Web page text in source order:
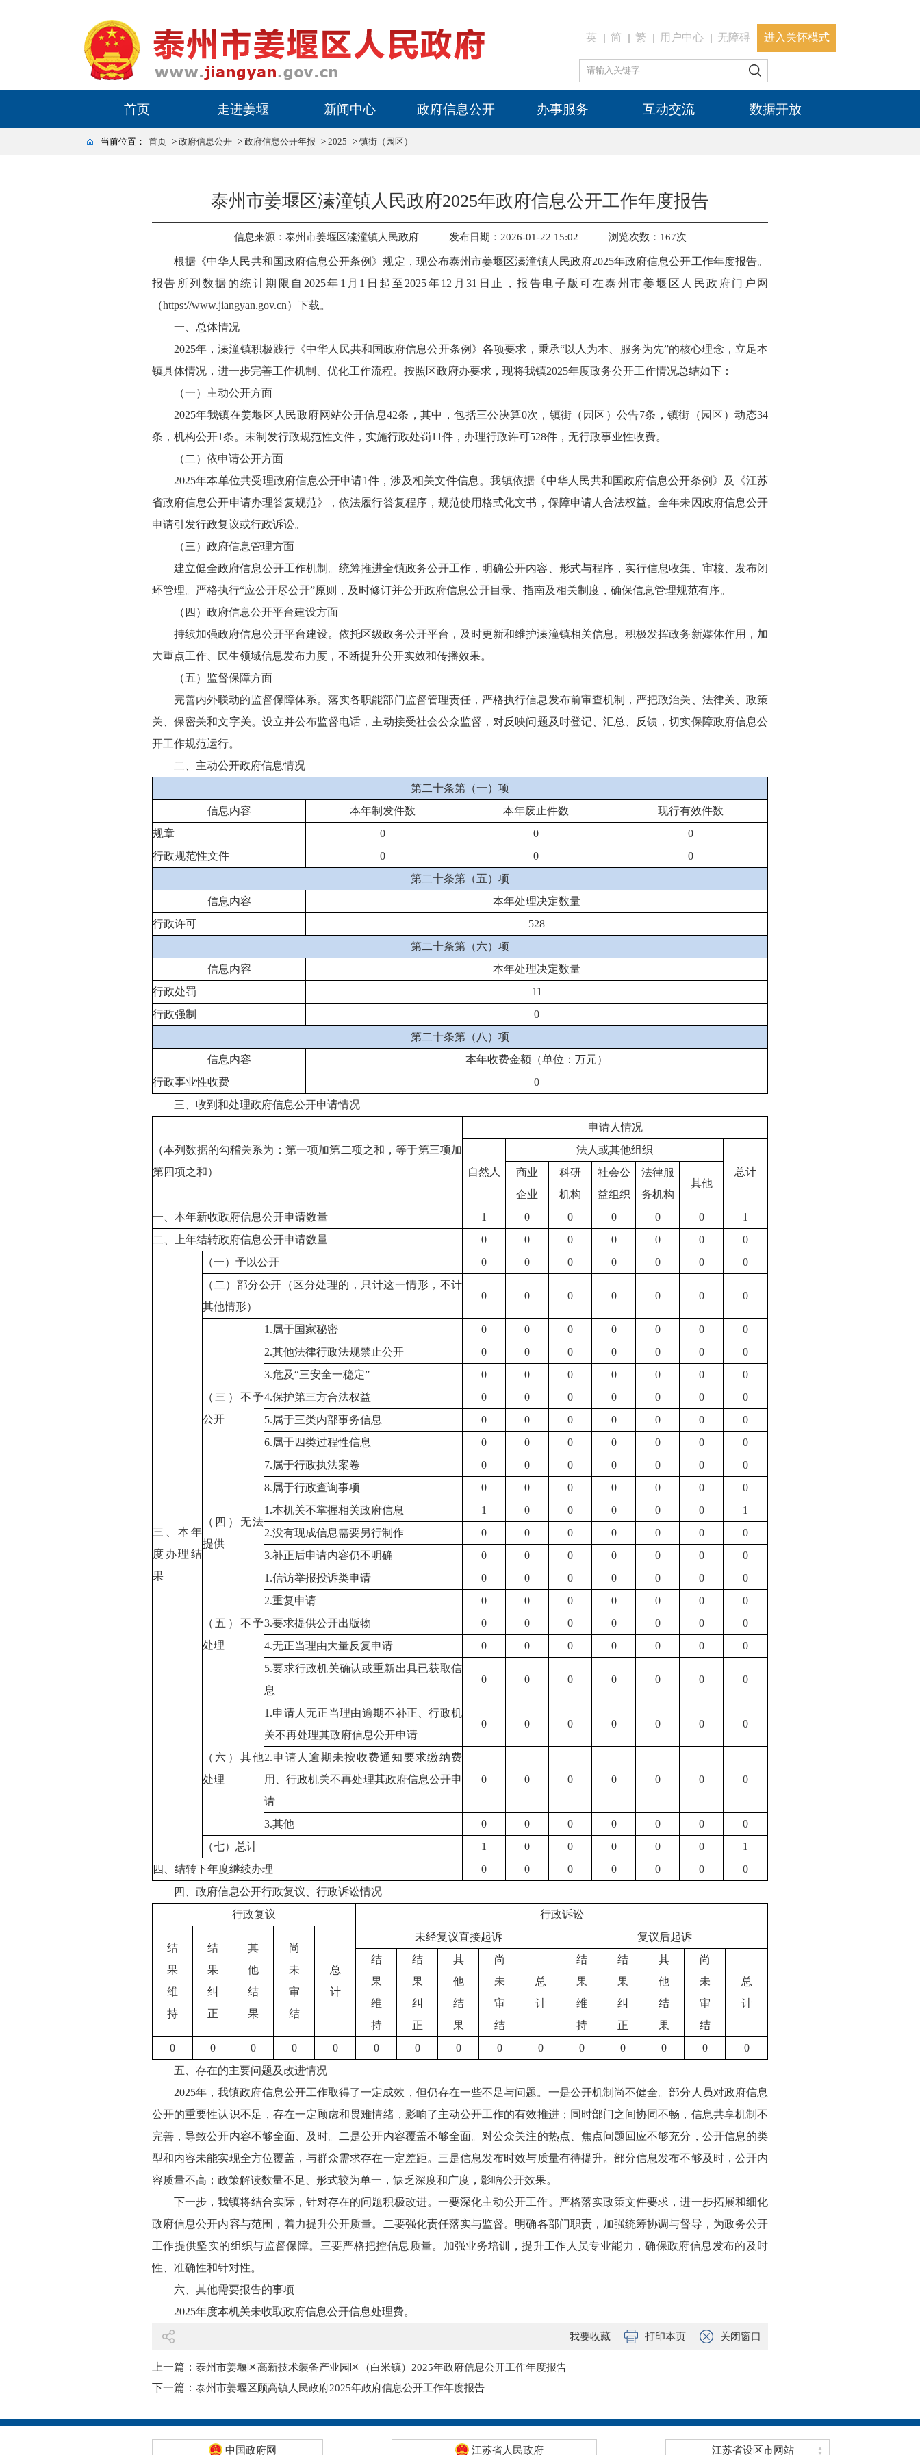
英 简 繁 用户中心 无障碍 进入关怀模式
首页 走进姜堰 新闻中心 政府信息公开 办事服务 互动交流 数据开放
当前位置： 首页 > 政府信息公开 > 政府信息公开年报 > 2025 > 镇街（园区）
泰州市姜堰区溱潼镇人民政府2025年政府信息公开工作年度报告
信息来源：泰州市姜堰区溱潼镇人民政府 发布日期：2026-01-22 15:02 浏览次数： 167次
根据《中华人民共和国政府信息公开条例》规定，现公布泰州市姜堰区溱潼镇人民政府2025年政府信息公开工作年度报告。
报告所列数据的统计期限自2025年1月1日起至2025年12月31日止，报告电子版可在泰州市姜堰区人民政府门户网
（https://www.jiangyan.gov.cn）下载。
一、总体情况
2025年，溱潼镇积极践行《中华人民共和国政府信息公开条例》各项要求，秉承“以人为本、服务为先”的核心理念，立足本
镇具体情况，进一步完善工作机制、优化工作流程。按照区政府办要求，现将我镇2025年度政务公开工作情况总结如下：
（一）主动公开方面
2025年我镇在姜堰区人民政府网站公开信息42条，其中，包括三公决算0次，镇街（园区）公告7条，镇街（园区）动态34
条，机构公开1条。未制发行政规范性文件，实施行政处罚11件，办理行政许可528件，无行政事业性收费。
（二）依申请公开方面
2025年本单位共受理政府信息公开申请1件，涉及相关文件信息。我镇依据《中华人民共和国政府信息公开条例》及《江苏
省政府信息公开申请办理答复规范》，依法履行答复程序，规范使用格式化文书，保障申请人合法权益。全年未因政府信息公开
申请引发行政复议或行政诉讼。
（三）政府信息管理方面
建立健全政府信息公开工作机制。统筹推进全镇政务公开工作，明确公开内容、形式与程序，实行信息收集、审核、发布闭
环管理。严格执行“应公开尽公开”原则，及时修订并公开政府信息公开目录、指南及相关制度，确保信息管理规范有序。
（四）政府信息公开平台建设方面
持续加强政府信息公开平台建设。依托区级政务公开平台，及时更新和维护溱潼镇相关信息。积极发挥政务新媒体作用，加
大重点工作、民生领域信息发布力度，不断提升公开实效和传播效果。
（五）监督保障方面
完善内外联动的监督保障体系。落实各职能部门监督管理责任，严格执行信息发布前审查机制，严把政治关、法律关、政策
关、保密关和文字关。设立并公布监督电话，主动接受社会公众监督，对反映问题及时登记、汇总、反馈，切实保障政府信息公
开工作规范运行。
二、主动公开政府信息情况
第二十条第（一）项
信息内容
本年制发件数 本年废止件数
现行有效件数
规章
0 0
0
行政规范性文件
0 0
0
第二十条第（五）项
信息内容
本年处理决定数量
行政许可
528
第二十条第（六）项
信息内容
本年处理决定数量
行政处罚
11
行政强制
0
第二十条第（八）项
信息内容
本年收费金额（单位：万元）
行政事业性收费
0
三、收到和处理政府信息公开申请情况
（本列数据的勾稽关系为：第一项加第二项之和，等于第三项加
第四项之和）
申请人情况
自然人
法人或其他组织
总计
商业
企业
科研
机构
社会公
益组织
法律服
务机构
其他
一、本年新收政府信息公开申请数量 1 0 0 0 0 0
1
二、上年结转政府信息公开申请数量
0 0 0 0 0 0 0
三、本年
度办理结
果
（一）予以公开 0 0 0 0 0 0
0
（二）部分公开（区分处理的，只计这一情形，不计
其他情形）
0 0 0 0 0 0 0
（三）不予
公开
1.属于国家秘密 0 0 0 0 0 0
0
2.其他法律行政法规禁止公开
0 0 0 0 0 0
0
3.危及“三安全一稳定”
0 0 0 0 0 0
0
4.保护第三方合法权益
0 0 0 0 0 0
0
5.属于三类内部事务信息
0 0 0 0 0 0
0
6.属于四类过程性信息
0 0 0 0 0 0
0
7.属于行政执法案卷
0 0 0 0 0 0
0
8.属于行政查询事项
0 0 0 0 0 0 0
（四）无法
提供
1.本机关不掌握相关政府信息 1 0 0 0 0 0
1
2.没有现成信息需要另行制作
0 0 0 0 0 0
0
3.补正后申请内容仍不明确
0 0 0 0 0 0 0
（五）不予
处理
1.信访举报投诉类申请 0 0 0 0 0 0
0
2.重复申请
0 0 0 0 0 0
0
3.要求提供公开出版物
0 0 0 0 0 0
0
4.无正当理由大量反复申请
0 0 0 0 0 0
0
5.要求行政机关确认或重新出具已获取信
息
0 0 0 0 0 0 0
（六）其他
处理
1.申请人无正当理由逾期不补正、行政机
关不再处理其政府信息公开申请
0 0 0 0 0 0 0
2.申请人逾期未按收费通知要求缴纳费
用、行政机关不再处理其政府信息公开申
请
0 0 0 0 0 0 0
3.其他 0 0 0 0 0 0
0
（七）总计
1 0 0 0 0 0
1
四、结转下年度继续办理
0 0 0 0 0 0
0
四、政府信息公开行政复议、行政诉讼情况
行政复议
行政诉讼
结
果
维
持
结
果
纠
正
其
他
结
果
尚
未
审
结
总
计
未经复议直接起诉
复议后起诉
结
果
维
持
结
果
纠
正
其
他
结
果
尚
未
审
结
总
计
结
果
维
持
结
果
纠
正
其
他
结
果
尚
未
审
结
总
计
0 0 0 0 0 0 0 0 0 0 0 0 0 0
0
五、存在的主要问题及改进情况
2025年，我镇政府信息公开工作取得了一定成效，但仍存在一些不足与问题。一是公开机制尚不健全。部分人员对政府信息
公开的重要性认识不足，存在一定顾虑和畏难情绪，影响了主动公开工作的有效推进；同时部门之间协同不畅，信息共享机制不
完善，导致公开内容不够全面、及时。二是公开内容覆盖不够全面。对公众关注的热点、焦点问题回应不够充分，公开信息的类
型和内容未能实现全方位覆盖，与群众需求存在一定差距。三是信息发布时效与质量有待提升。部分信息发布不够及时，公开内
容质量不高；政策解读数量不足、形式较为单一，缺乏深度和广度，影响公开效果。
下一步，我镇将结合实际，针对存在的问题积极改进。一要深化主动公开工作。严格落实政策文件要求，进一步拓展和细化
政府信息公开内容与范围，着力提升公开质量。二要强化责任落实与监督。明确各部门职责，加强统筹协调与督导，为政务公开
工作提供坚实的组织与监督保障。三要严格把控信息质量。加强业务培训，提升工作人员专业能力，确保政府信息发布的及时
性、准确性和针对性。
六、其他需要报告的事项
2025年度本机关未收取政府信息公开信息处理费。
我要收藏 打印本页 关闭窗口
上一篇： 泰州市姜堰区高新技术装备产业园区（白米镇）2025年政府信息公开工作年度报告
下一篇： 泰州市姜堰区顾高镇人民政府2025年政府信息公开工作年度报告
中国政府网 江苏省人民政府 江苏省设区市网站